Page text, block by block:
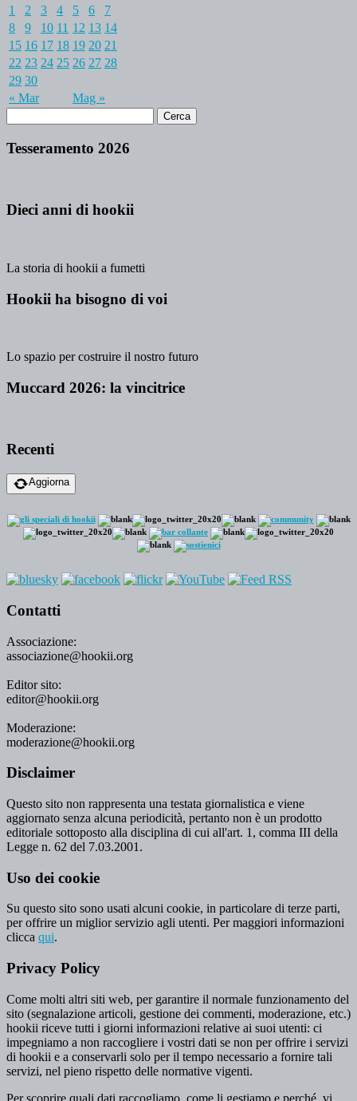
« Mar Mag »
1 2 3 4 5 6
7
8
9 10 11 12 13 14
15 16 17 18 19 20 21
22 23 24 25 26 27 28
29 30
Tesseramento 2026
Dieci anni di hookii
La storia di hookii a fumetti
Hookii ha bisogno di voi
Lo spazio per costruire il nostro futuro
Muccard 2026: la vincitrice
Recenti
Aggiorna
Contatti
Associazione:
associazione@hookii.org
Editor sito:
editor@hookii.org
Moderazione:
moderazione@hookii.org
Disclaimer
Questo sito non rappresenta una testata giornalistica e viene
aggiornato senza alcuna periodicità, pertanto non è un prodotto
editoriale sottoposto alla disciplina di cui all'art. 1, comma III della
Legge n. 62 del 7.03.2001.
Uso dei cookie
Su questo sito sono usati alcuni cookie, in particolare di terze parti,
per offrire un miglior servizio agli utenti. Per maggiori informazioni
clicca qui.
Privacy Policy
Come molti altri siti web, per garantire il normale funzionamento del
sito (segnalazione articoli, gestione dei commenti, moderazione, etc.)
hookii riceve tutti i giorni informazioni relative ai suoi utenti: ci
impegniamo a non raccogliere i vostri dati se non per offrire i servizi
di hookii e a conservarli solo per il tempo necessario a fornire tali
servizi, nel pieno rispetto delle normative vigenti.
Per scoprire quali dati raccogliamo, come li gestiamo e perché, vi